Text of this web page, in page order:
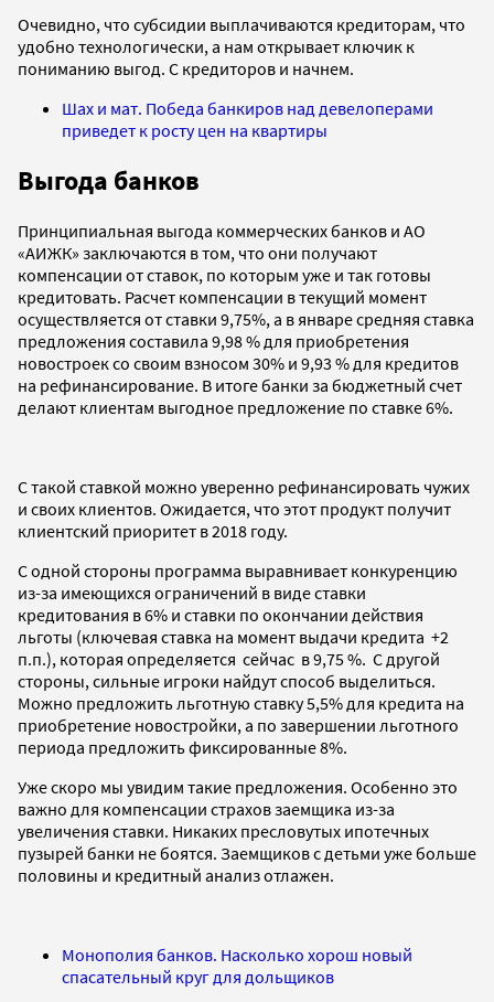
Очевидно, что субсидии выплачиваются кредиторам, что
удобно технологически, а нам открывает ключик к
пониманию выгод. С кредиторов и начнем.
Шах и мат. Победа банкиров над девелоперами
приведет к росту цен на квартиры
Выгода банков
Принципиальная выгода коммерческих банков и АО
«АИЖК» заключаются в том, что они получают
компенсации от ставок, по которым уже и так готовы
кредитовать. Расчет компенсации в текущий момент
осуществляется от ставки 9,75%, а в январе средняя ставка
предложения составила 9,98 % для приобретения
новостроек со своим взносом 30% и 9,93 % для кредитов
на рефинансирование. В итоге банки за бюджетный счет
делают клиентам выгодное предложение по ставке 6%.
С такой ставкой можно уверенно рефинансировать чужих
и своих клиентов. Ожидается, что этот продукт получит
клиентский приоритет в 2018 году.
С одной стороны программа выравнивает конкуренцию
из-за имеющихся ограничений в виде ставки
кредитования в 6% и ставки по окончании действия
льготы (ключевая ставка на момент выдачи кредита +2
п.п.), которая определяется сейчас в 9,75 %. С другой
стороны, сильные игроки найдут способ выделиться.
Можно предложить льготную ставку 5,5% для кредита на
приобретение новостройки, а по завершении льготного
периода предложить фиксированные 8%.
Уже скоро мы увидим такие предложения. Особенно это
важно для компенсации страхов заемщика из-за
увеличения ставки. Никаких пресловутых ипотечных
пузырей банки не боятся. Заемщиков с детьми уже больше
половины и кредитный анализ отлажен.
Монополия банков. Насколько хорош новый
спасательный круг для дольщиков